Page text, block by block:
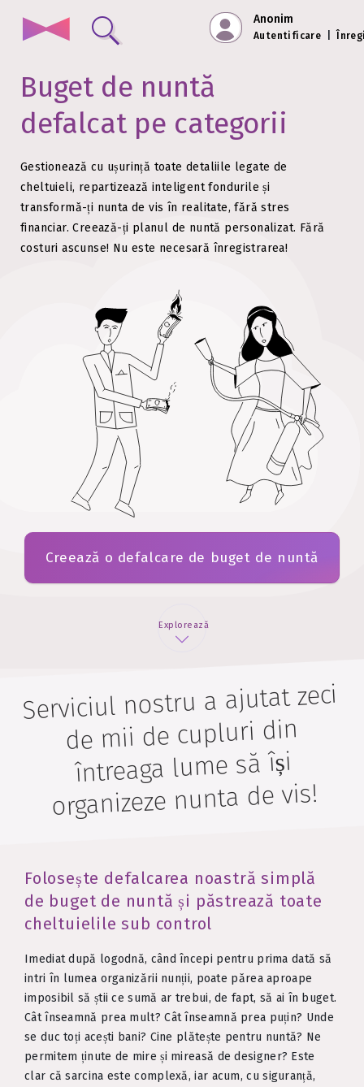
Anonim
Autentificare
Buget de nuntă
defalcat pe categorii
Gestionează cu ușurință toate detaliile legate de
cheltuieli, repartizează inteligent fondurile și
transformă-ți nunta de vis în realitate, fără stres
financiar. Creează-ți planul de nuntă personalizat. Fără
costuri ascunse! Nu este necesară înregistrarea!
Creează o defalcare de buget de nuntă
Explorează
Serviciul nostru a ajutat zeci
de mii de cupluri din
întreaga lume să își
organizeze nunta de vis!
Folosește defalcarea noastră simplă
de buget de nuntă și păstrează toate
cheltuielile sub control
Imediat după logodnă, când începi pentru prima dată să
intri în lumea organizării nunții, poate părea aproape
imposibil să știi ce sumă ar trebui, de fapt, să ai în buget.
Cât înseamnă prea mult? Cât înseamnă prea puțin? Unde
se duc toți acești bani? Cine plătește pentru nuntă? Ne
permitem ținute de mire și mireasă de designer? Este
clar că sarcina este complexă, iar acum, cu siguranță,